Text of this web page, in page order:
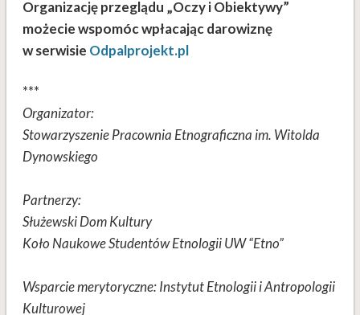
Organizację przeglądu „Oczy i Obiektywy”
możecie wspomóc wpłacając darowiznę
w serwisie Odpalprojekt.pl
***
Organizator:
Stowarzyszenie Pracownia Etnograficzna im. Witolda
Dynowskiego
Partnerzy:
Służewski Dom Kultury
Koło Naukowe Studentów Etnologii UW “Etno”
Wsparcie merytoryczne: Instytut Etnologii i Antropologii
Kulturowej